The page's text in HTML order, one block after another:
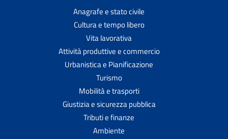
Anagrafe e stato civile
Cultura e tempo libero
Vita lavorativa
Attività produttive e commercio
Urbanistica e Pianificazione
Turismo
Mobilità e trasporti
Giustizia e sicurezza pubblica
Tributi e finanze
Ambiente